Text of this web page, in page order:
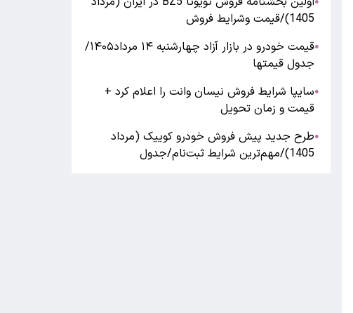
1405)/قیمت وشرایط فروش
●
قیمت خودرو در بازار آزاد چهارشنبه ۱۴ مرداد۱۴۰۵/
جدول قیمتها
●سایپا شرایط فروش نیسان وانت را اعلام کرد +
قیمت و زمان تحویل
●طرح جدید پیش فروش خودرو کوییک (مرداد
1405)/مهم‌ترین شرایط ثبت‌نام/جدول